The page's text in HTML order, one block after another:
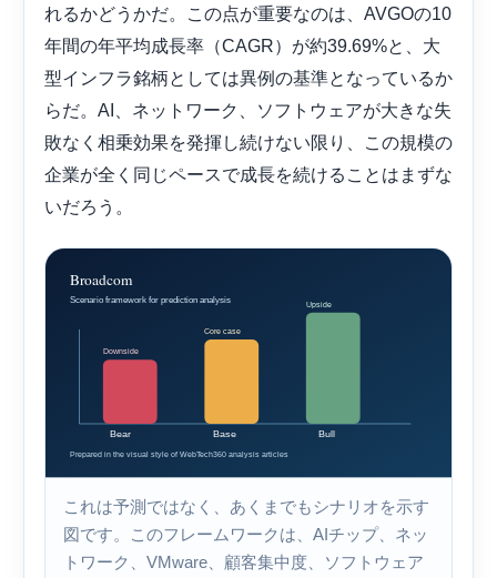
れるかどうかだ。この点が重要なのは、AVGOの10
年間の年平均成長率（CAGR）が約39.69%と、大
型インフラ銘柄としては異例の基準となっているか
らだ。AI、ネットワーク、ソフトウェアが大きな失
敗なく相乗効果を発揮し続けない限り、この規模の
企業が全く同じペースで成長を続けることはまずな
いだろう。
これは予測ではなく、あくまでもシナリオを示す
図です。このフレームワークは、AIチップ、ネッ
トワーク、VMware、顧客集中度、ソフトウェア